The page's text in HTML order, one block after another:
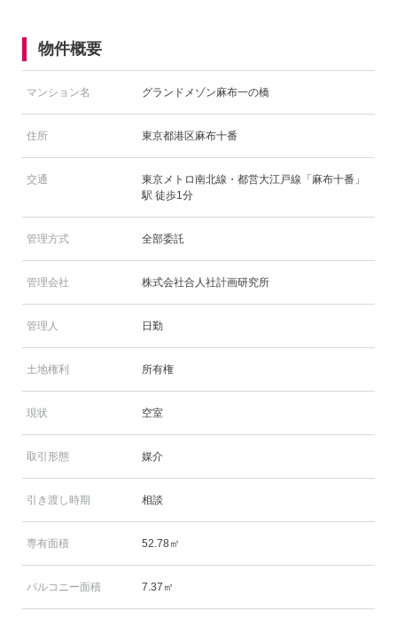
物件概要
マンション名 グランドメゾン麻布一の橋
住所 東京都港区麻布十番
交通
東京メトロ南北線・都営大江戸線「麻布十番」
駅 徒歩1分
管理方式 全部委託
管理会社 株式会社合人社計画研究所
管理人 日勤
土地権利 所有権
現状 空室
取引形態 媒介
引き渡し時期 相談
専有面積 52.78㎡
バルコニー面積 7.37㎡